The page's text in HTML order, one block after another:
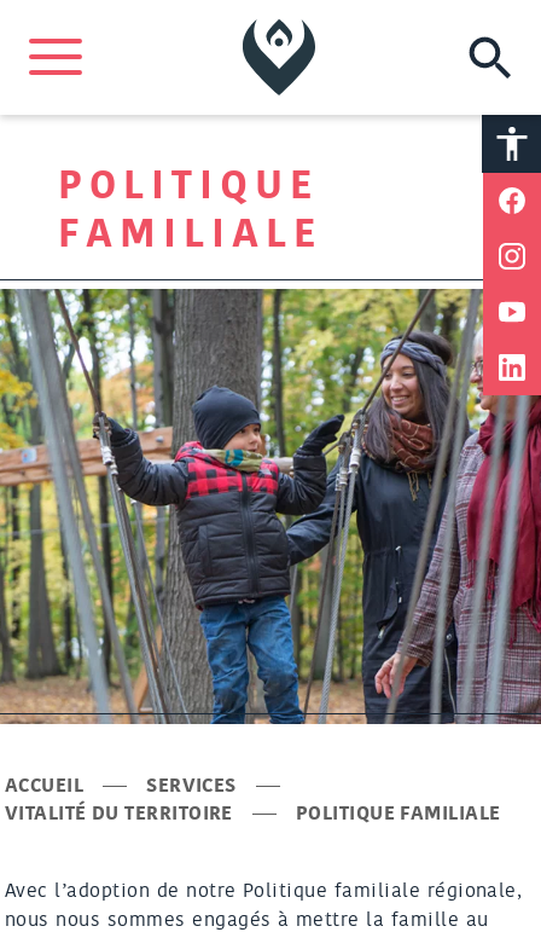
A
ACCUEIL
SERVICES
VITALITÉ DU TERRITOIRE
POLITIQUE FAMILIALE
Avec l’adoption de notre Politique familiale régionale,
nous nous sommes engagés à mettre la famille au
POLITIQUE
FAMILIALE